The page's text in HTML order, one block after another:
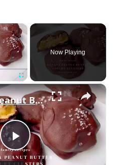
×
Fullscreen
Now Playing
×
Play
Banana Peanut Butter Yogurt Clusters